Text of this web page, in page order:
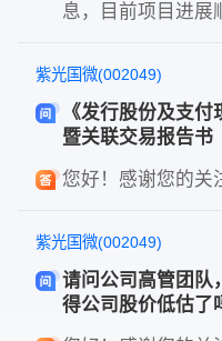
息，目前项目进展
紫光国微(002049)
《发行股份及支
暨关联交易报告书
略提到了2020年、
2021年借壳空港
您好！感谢您的关
紫光国微(002049)
请问公司高管团队
得公司股价低估了